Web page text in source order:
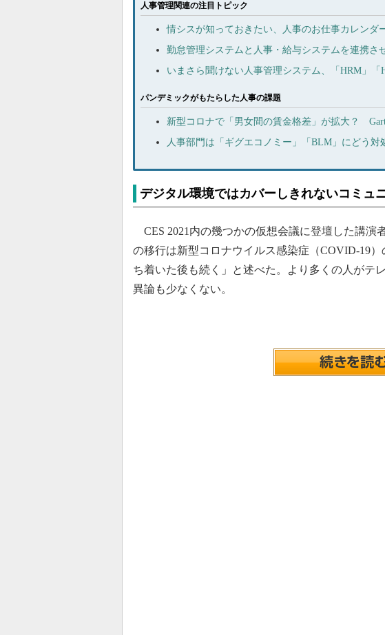
人事管理関連の注目トピック
情シスが知っておきたい、人事のお仕事カレンダ
勤怠管理システムと人事・給与システムを連携さ
いまさら聞けない人事管理システム、「HRM」「
パンデミックがもたらした人事の課題
新型コロナで「男女間の賃金格差」が拡大？
人事部門は「ギグエコノミー」「BLM」にどう
デジタル環境ではカバーしきれないコミュ
CES 2021内の幾つかの仮想会議に登壇した講演
の移行は新型コロナウイルス感染症（COVID-19
ち着いた後も続く」と述べた。より多くの人がテ
異論も少なくない。